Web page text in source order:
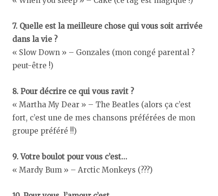
7. Quelle est la meilleure chose qui vous soit arrivée
dans la vie ?
« Slow Down » – Gonzales (mon congé parental ?
peut-être !)
8. Pour décrire ce qui vous ravit ?
« Martha My Dear » – The Beatles (alors ça c’est
fort, c’est une de mes chansons préférées de mon
groupe préféré !!)
9. Votre boulot pour vous c’est…
« Mardy Bum » – Arctic Monkeys (???)